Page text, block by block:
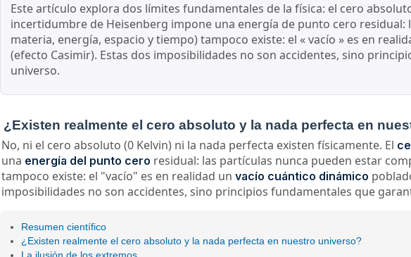
Este artículo explora dos límites fundamentales de la física: el cero
incertidumbre de Heisenberg impone una energía de punto cero
materia, energía, espacio y tiempo) tampoco existe: el « vacío » es en
(efecto Casimir). Estas dos imposibilidades no son accidentes, sino
universo.
¿Existen realmente el cero absoluto y la nada perfecta en
No, ni el cero absoluto (0 Kelvin) ni la nada perfecta existen físicamente. El
una energía del punto cero residual: las partículas nunca pueden estar
tampoco existe: el "vacío" es en realidad un vacío cuántico dinámico
imposibilidades no son accidentes, sino principios fundamentales que
Resumen científico
¿Existen realmente el cero absoluto y la nada perfecta en nuestro universo?